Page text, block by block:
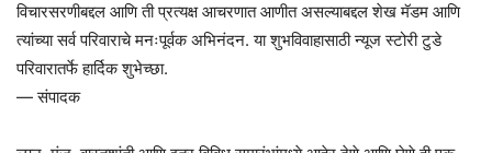
विचारसरणीबद्दल आणि ती प्रत्यक्ष आचरणात आणीत असल्याबद्दल शेख मॅडम आणि
त्यांच्या सर्व परिवाराचे मनःपूर्वक अभिनंदन. या शुभविवाहासाठी न्यूज स्टोरी टुडे
परिवारातर्फे हार्दिक शुभेच्छा.
— संपादक